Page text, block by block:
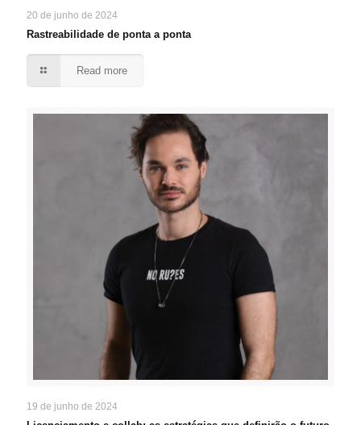
20 de junho de 2024
Rastreabilidade de ponta a ponta
Read more
19 de junho de 2024